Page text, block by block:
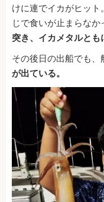
けに連でイカがヒッ
じで食いが止まらなか
突き、イカメタルとも
その後日の出船でも、
が出ている。